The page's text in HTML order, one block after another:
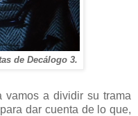
de Decálogo 3.
vamos a dividir su trama
dar cuenta de lo que,